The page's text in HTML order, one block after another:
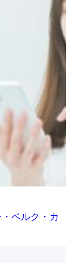
ベルク・カ